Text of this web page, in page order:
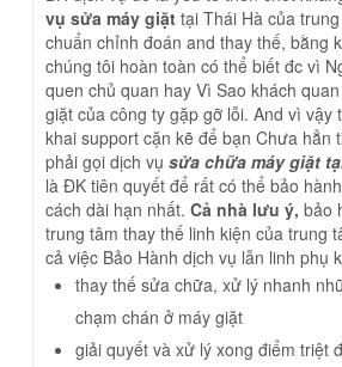
vụ sửa máy giặt tại Thái Hà của
chuẩn chỉnh đoán and thay thế, bằng
chúng tôi hoàn toàn có thể biết đc vì
quen chủ quan hay Vì Sao khách
giặt của công ty gặp gỡ lỗi. And vì vậy
khai support cặn kẽ để bạn Chưa hẳn
phải gọi dịch vụ sửa chữa máy giặt
là ĐK tiên quyết để rất có thể bảo
cách dài hạn nhất. Cả nhà lưu ý, bảo
trung tâm thay thế linh kiện của trung
cả việc Bảo Hành dịch vụ lẫn linh phụ
thay thế sửa chữa, xử lý nhanh
chạm chán ở máy giặt
giải quyết và xử lý xong điểm triệt